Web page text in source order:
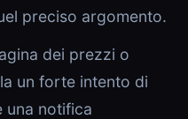
preciso argomento.
dei prezzi o
un forte intento di
una notifica